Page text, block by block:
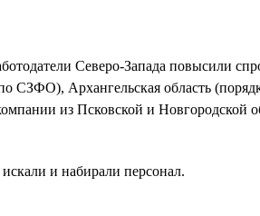
Северо-Запада повысили
СЗФО), Архангельская область
из Псковской и Новгородской
и набирали персонал.